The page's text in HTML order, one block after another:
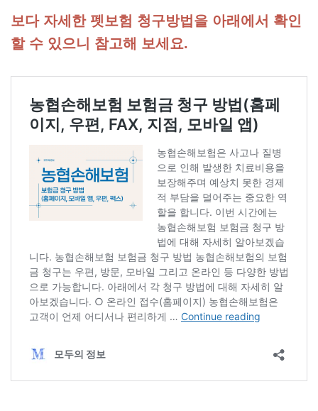
보다 자세한 펫보험 청구방법을 아래에서 확인
할 수 있으니 참고해 보세요.